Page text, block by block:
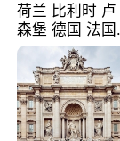
荷兰 比利时 卢
森堡 德国 法国
超爽玩遍西欧
环线 全程四星宾
馆 108欧/人/天